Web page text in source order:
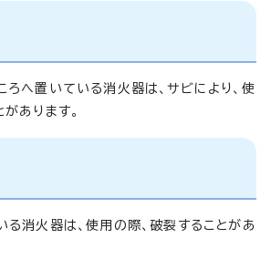
ろへ置いている消火器は、サビにより、使
あります。
る消火器は、使用の際、破裂することがあ